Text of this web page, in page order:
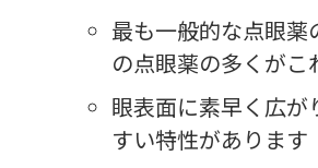
最も一般的な点眼薬
の点眼薬の多くがこ
眼表面に素早く広が
すい特性があります